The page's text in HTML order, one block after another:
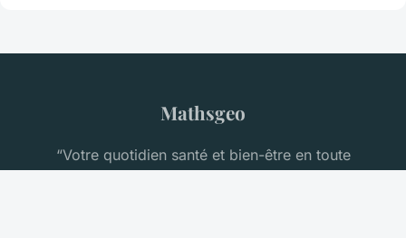
Mathsgeo
“Votre quotidien santé et bien-être en toute